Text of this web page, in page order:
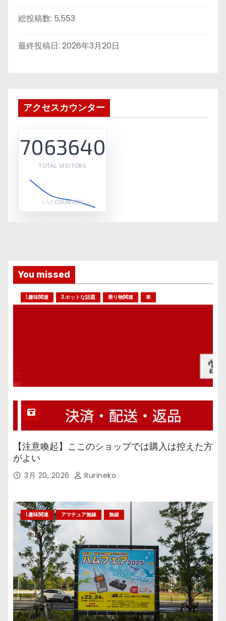
総投稿数: 5,553
最終投稿日: 2026年3月20日
アクセスカウンター
7063640
TOTAL VISITORS
You missed
1.趣味関連 3.ホットな話題 乗り物関連 車
【注意喚起】ここのショップでは購入は控えた方
がよい
3月 20, 2026 Rurineko
1.趣味関連 アマチュア無線 無線